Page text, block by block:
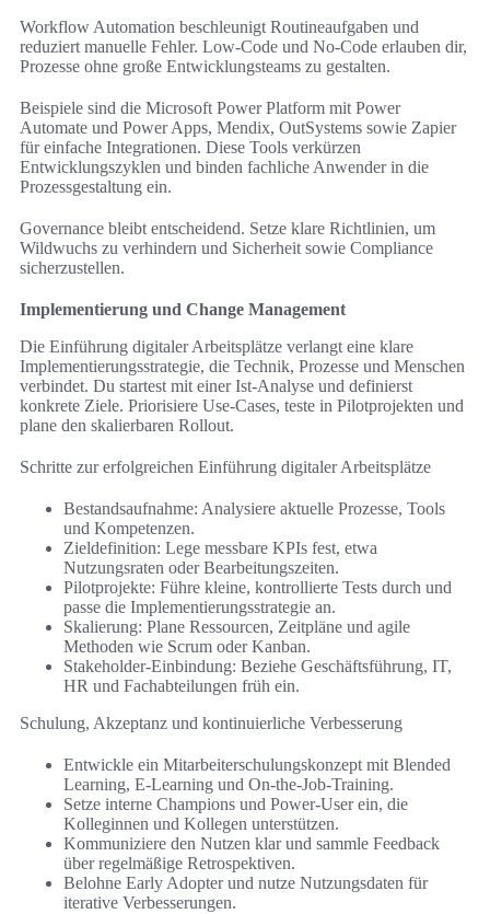
Workflow Automation beschleunigt Routineaufgaben und
reduziert manuelle Fehler. Low-Code und No-Code erlauben dir,
Prozesse ohne große Entwicklungsteams zu gestalten.
Beispiele sind die Microsoft Power Platform mit Power
Automate und Power Apps, Mendix, OutSystems sowie Zapier
für einfache Integrationen. Diese Tools verkürzen
Entwicklungszyklen und binden fachliche Anwender in die
Prozessgestaltung ein.
Governance bleibt entscheidend. Setze klare Richtlinien, um
Wildwuchs zu verhindern und Sicherheit sowie Compliance
sicherzustellen.
Implementierung und Change Management
Die Einführung digitaler Arbeitsplätze verlangt eine klare
Implementierungsstrategie, die Technik, Prozesse und Menschen
verbindet. Du startest mit einer Ist-Analyse und definierst
konkrete Ziele. Priorisiere Use-Cases, teste in Pilotprojekten und
plane den skalierbaren Rollout.
Schritte zur erfolgreichen Einführung digitaler Arbeitsplätze
Bestandsaufnahme: Analysiere aktuelle Prozesse, Tools
und Kompetenzen.
Zieldefinition: Lege messbare KPIs fest, etwa
Nutzungsraten oder Bearbeitungszeiten.
Pilotprojekte: Führe kleine, kontrollierte Tests durch und
passe die Implementierungsstrategie an.
Skalierung: Plane Ressourcen, Zeitpläne und agile
Methoden wie Scrum oder Kanban.
Stakeholder-Einbindung: Beziehe Geschäftsführung, IT,
HR und Fachabteilungen früh ein.
Schulung, Akzeptanz und kontinuierliche Verbesserung
Entwickle ein Mitarbeiterschulungskonzept mit Blended
Learning, E‑Learning und On‑the‑Job-Training.
Setze interne Champions und Power-User ein, die
Kolleginnen und Kollegen unterstützen.
Kommuniziere den Nutzen klar und sammle Feedback
über regelmäßige Retrospektiven.
Belohne Early Adopter und nutze Nutzungsdaten für
iterative Verbesserungen.